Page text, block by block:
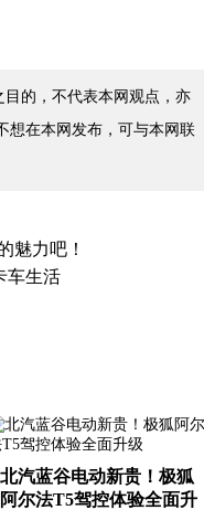
的，不代表本网观点，亦
想在本网发布，可与本网联
魅力吧！
车生活
​北汽蓝谷电动新贵！极狐
阿尔法T5驾控体验全面升